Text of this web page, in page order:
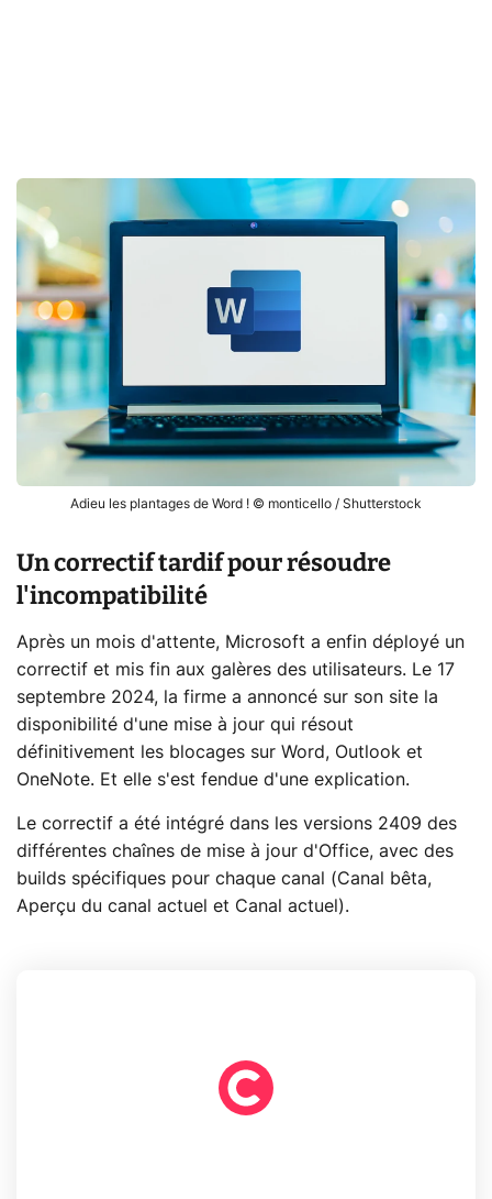
Adieu les plantages de Word ! © monticello / Shutterstock
Un correctif tardif pour résoudre
l'incompatibilité
Après un mois d'attente, Microsoft a enfin déployé un
correctif et mis fin aux galères des utilisateurs. Le 17
septembre 2024, la firme a annoncé sur son site la
disponibilité d'une mise à jour qui résout
définitivement les blocages sur Word, Outlook et
OneNote. Et elle s'est fendue d'une explication.
Le correctif a été intégré dans les versions 2409 des
différentes chaînes de mise à jour d'Office, avec des
builds spécifiques pour chaque canal (Canal bêta,
Aperçu du canal actuel et Canal actuel).